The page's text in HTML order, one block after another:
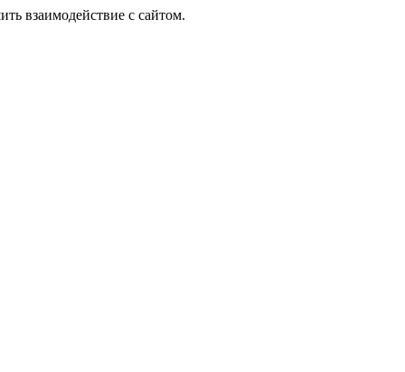
взаимодействие с сайтом.